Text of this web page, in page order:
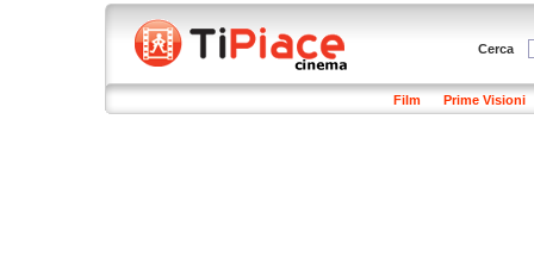
Cerca
Film Prime Visioni